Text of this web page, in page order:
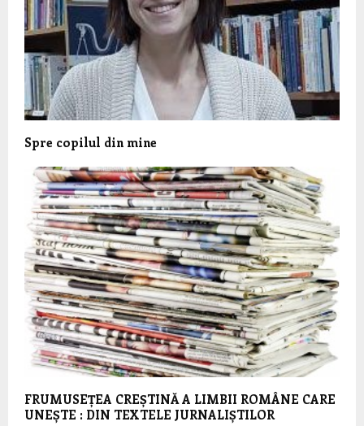
Spre copilul din mine
FRUMUSEȚEA CREȘTINĂ A LIMBII ROMÂNE CARE
UNEȘTE : DIN TEXTELE JURNALIȘTILOR